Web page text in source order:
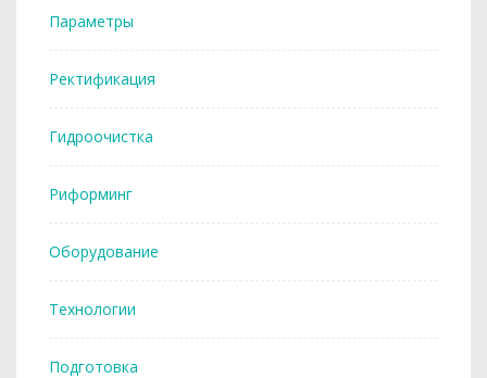
Параметры
Ректификация
Гидроочистка
Риформинг
Оборудование
Технологии
Подготовка